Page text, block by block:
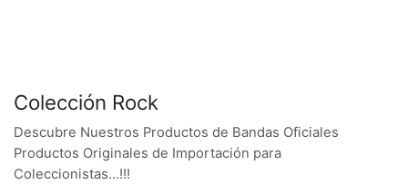
Colección Rock
Descubre Nuestros Productos de Bandas Oficiales
Productos Originales de Importación para
Coleccionistas…!!!